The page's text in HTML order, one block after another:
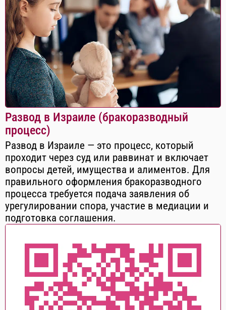
Развод в Израиле (бракоразводный
процесс)
Развод в Израиле — это процесс, который
проходит через суд или раввинат и включает
вопросы детей, имущества и алиментов. Для
правильного оформления бракоразводного
процесса требуется подача заявления об
урегулировании спора, участие в медиации и
подготовка соглашения.